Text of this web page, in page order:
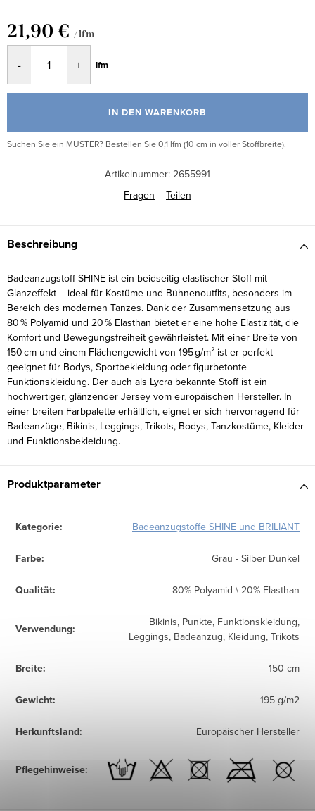
21,90 € / lfm
lfm
IN DEN WARENKORB
Suchen Sie ein MUSTER? Bestellen Sie 0,1 lfm (10 cm in voller Stoffbreite).
Artikelnummer: 2655991
Fragen
Teilen
Beschreibung
Badeanzugstoff SHINE ist ein beidseitig elastischer Stoff mit
Glanzeffekt – ideal für Kostüme und Bühnenoutfits, besonders im
Bereich des modernen Tanzes. Dank der Zusammensetzung aus
80 % Polyamid und 20 % Elasthan bietet er eine hohe Elastizität, die
Komfort und Bewegungsfreiheit gewährleistet. Mit einer Breite von
150 cm und einem Flächengewicht von 195 g/m² ist er perfekt
geeignet für Bodys, Sportbekleidung oder figurbetonte
Funktionskleidung. Der auch als Lycra bekannte Stoff ist ein
hochwertiger, glänzender Jersey vom europäischen Hersteller. In
einer breiten Farbpalette erhältlich, eignet er sich hervorragend für
Badeanzüge, Bikinis, Leggings, Trikots, Bodys, Tanzkostüme, Kleider
und Funktionsbekleidung.
Produktparameter
Kategorie: Badeanzugstoffe SHINE und BRILIANT
Farbe: Grau - Silber Dunkel
Qualität: 80% Polyamid \ 20% Elasthan
Verwendung:
Bikinis, Punkte, Funktionskleidung,
Leggings, Badeanzug, Kleidung, Trikots
Breite: 150 cm
Gewicht: 195 g/m2
Herkunftsland: Europäischer Hersteller
Pflegehinweise: